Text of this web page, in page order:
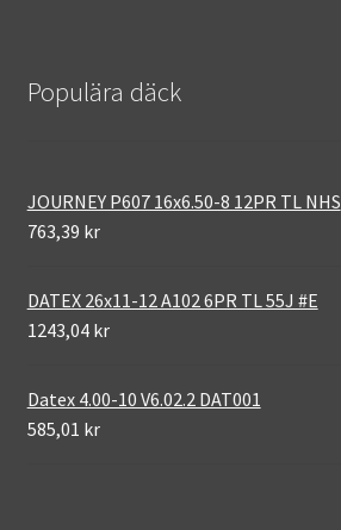
Populära däck
JOURNEY P607 16x6.50-8 12PR TL NHS
763,39 kr
DATEX 26x11-12 A102 6PR TL 55J #E
1243,04 kr
Datex 4.00-10 V6.02.2 DAT001
585,01 kr